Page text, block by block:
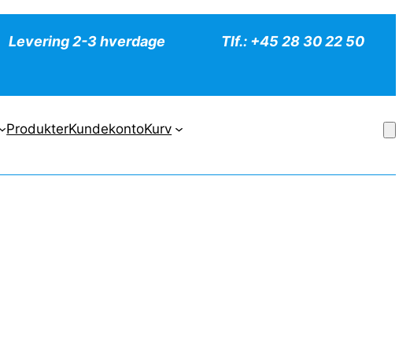
Levering 2-3 hverdage Tlf.: +45 28 30 22 50
ProdukterKundekontoKurv